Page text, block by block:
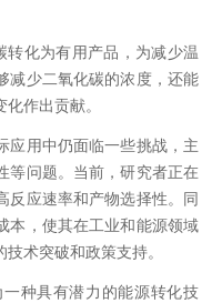
化为有用产品，为减少温
减少二氧化碳的浓度，还能
作出贡献。
用中仍面临一些挑战，主
等问题。当前，研究者正在
反应速率和产物选择性。同
本，使其在工业和能源领域
术突破和政策支持。
种具有潜力的能源转化技